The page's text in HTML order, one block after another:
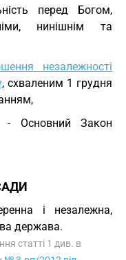
перед Богом,
нинішнім та
незалежності
, схваленим 1 грудня
- Основний Закон
і незалежна,
держава.
статті 1 див. в